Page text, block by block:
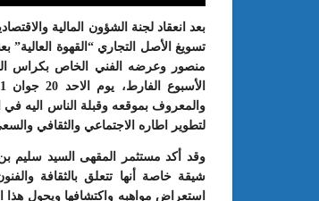
تسويغ الأصل التجاري “القهوة
منصور وعرضه الفني الخاص بكراس
والمعروف بموقعه وقبلة الناس اليه
لتطوير اطاره الاجتماعي والثقافي
وقد أكد مستثمر المقهى السيد سليم
شيقة خاصة أنها تتعلق بالثقافة
استعراض مواهبه واكتشافها ويحول هذا